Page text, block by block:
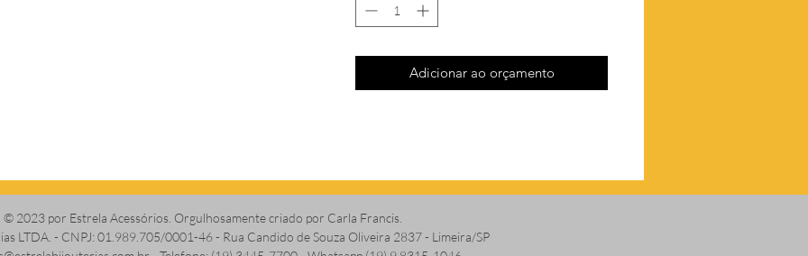
Adicionar ao orçamento
© 2023 por Estrela Acessórios. Orgulhosamente criado por Carla Francis.
LTDA. - CNPJ: 01.989.705/0001-46 - Rua Candido de Souza Oliveira 2837 - Limeira/SP